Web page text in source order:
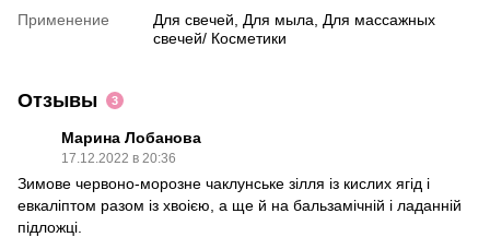
Применение
Для свечей, Для мыла, Для массажных
свечей/ Косметики
Отзывы 3
Марина Лобанова
17.12.2022 в 20:36
Зимове червоно-морозне чаклунське зілля із кислих ягід і
евкаліптом разом із хвоією, а ще й на бальзамічній і ладанній
підложці.